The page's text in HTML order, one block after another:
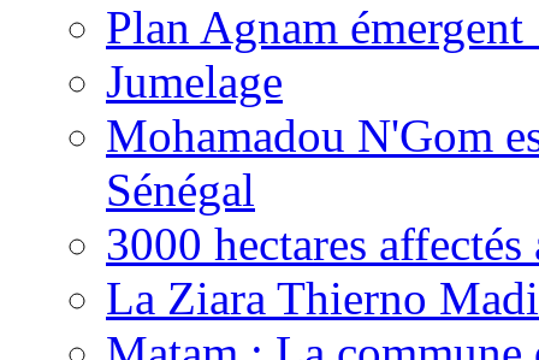
Plan Agnam
Jumelage
Mohamadou N'Gom
Sénégal
3000 hectares
La Ziara Thierno